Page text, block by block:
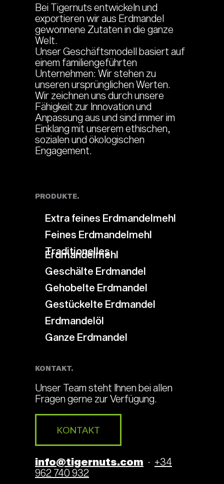
Bei Tigernuts entwickeln und
exportieren wir aus Erdmandel
gewonnene Zutaten in die ganze
Welt.
Unser Geschäftsmodell basiert auf
einem familiengeführten
Unternehmen: Wir stehen zu
unseren ursprünglichen Werten.
Wir zeichnen uns durch unsere
Fähigkeit zur Innovation und
Anpassung aus und sind immer im
Einklang mit unserem ethischen,
sozialen und ökologischen
Engagement.
PRODUKTE.
Extra feines Erdmandelmehl
Feines Erdmandelmehl
Traditionelles
Erdmandelmehl
Geschälte Erdmandel
Gehobelte Erdmandel
Gestückelte Erdmandel
Erdmandelöl
Ganze Erdmandel
KONTAKT.
Unser Team steht Ihnen bei allen
Fragen gerne zur Verfügung.
KONTAKT
info@tigernuts.com · +34
962 740 932